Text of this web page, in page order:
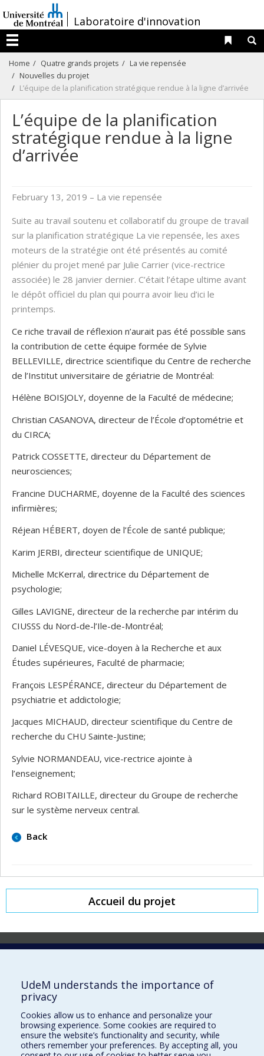
au
contenu
/Laboratoire d'innovation
Menu
Liens
Home Quatre grands projets
La vie repensée
Nouvelles du projet
L’équipe de la planification stratégique rendue à la ligne d’arrivée
L’équipe de la planification
stratégique rendue à la ligne
d’arrivée
February 13, 2019 – La vie repensée
Suite au travail soutenu et collaboratif du groupe de travail
sur la planification stratégique La vie repensée, les axes
moteurs de la stratégie ont été présentés au comité
plénier du projet mené par Julie Carrier (vice-rectrice
associée) le 28 janvier dernier. C’était l’étape ultime avant
le dépôt officiel du plan qui pourra avoir lieu d’ici le
printemps.
Ce riche travail de réflexion n’aurait pas été possible sans
la contribution de cette équipe formée de Sylvie
BELLEVILLE, directrice scientifique du Centre de recherche
de l’Institut universitaire de gériatrie de Montréal:
Hélène BOISJOLY, doyenne de la Faculté de médecine;
Christian CASANOVA, directeur de l’École d’optométrie et
du CIRCA;
Patrick COSSETTE, directeur du Département de
neurosciences;
Francine DUCHARME, doyenne de la Faculté des sciences
infirmières;
Réjean HÉBERT, doyen de l’École de santé publique;
Karim JERBI, directeur scientifique de UNIQUE;
Michelle McKerral, directrice du Département de
psychologie;
Gilles LAVIGNE, directeur de la recherche par intérim du
CIUSSS du Nord-de-l’Ile-de-Montréal;
Daniel LÉVESQUE, vice-doyen à la Recherche et aux
Études supérieures, Faculté de pharmacie;
François LESPÉRANCE, directeur du Département de
psychiatrie et addictologie;
Jacques MICHAUD, directeur scientifique du Centre de
recherche du CHU Sainte-Justine;
Sylvie NORMANDEAU, vice-rectrice ajointe à
l’enseignement;
Richard ROBITAILLE, directeur du Groupe de recherche
sur le système nerveux central.
Back
Accueil du projet
Laboratoire d'innovation
Vice-rectorat aux affaires étudiantes et aux études
Inven_T
Consortium Santé Numérique
UdeM understands the importance of
privacy
Cookies allow us to enhance and personalize your
browsing experience. Some cookies are required to
ensure the website’s functionality and security, while
others remember your preferences. By accepting all, you